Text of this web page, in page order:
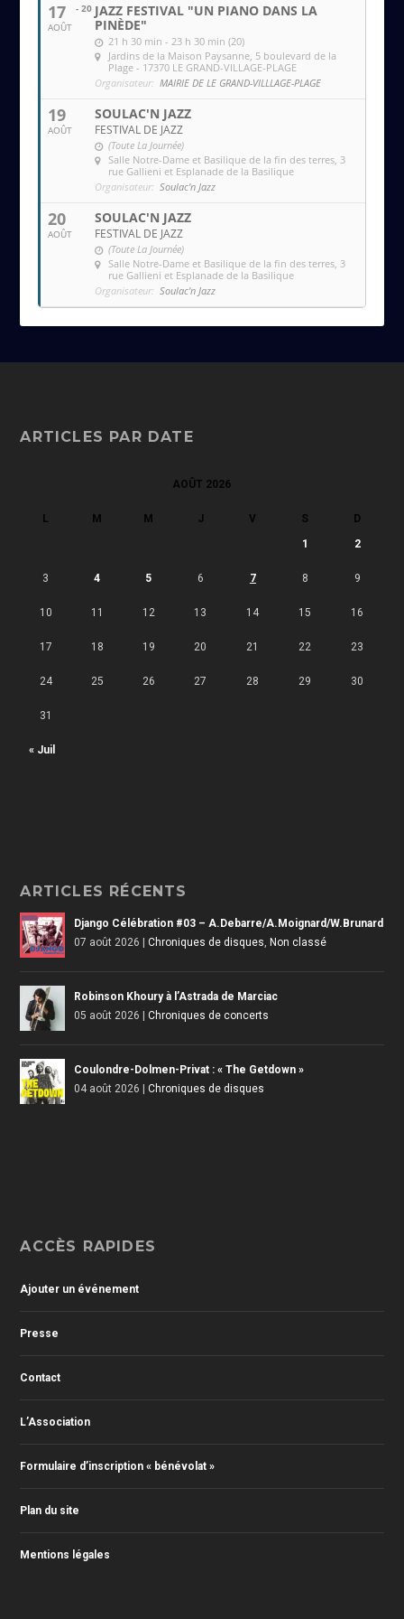
17
AOÛT
- 20 JAZZ FESTIVAL "UN PIANO DANS LA
PINÈDE"
21 h 30 min - 23 h 30 min (20)
Jardins de la Maison Paysanne , 5 boulevard de la
Plage - 17370 LE GRAND-VILLAGE-PLAGE
Organisateur: MAIRIE DE LE GRAND-VILLLAGE-PLAGE
19
AOÛT
SOULAC'N JAZZ
FESTIVAL DE JAZZ
(Toute La Journée)
Salle Notre-Dame et Basilique de la fin des terres , 3
rue Gallieni et Esplanade de la Basilique
Organisateur: Soulac'n Jazz
20
AOÛT
SOULAC'N JAZZ
FESTIVAL DE JAZZ
(Toute La Journée)
Salle Notre-Dame et Basilique de la fin des terres , 3
rue Gallieni et Esplanade de la Basilique
Organisateur: Soulac'n Jazz
ARTICLES PAR DATE
AOÛT 2026
L M M J V S D
« Juil
1 2
3 4 5 6 7 8 9
10 11 12 13 14 15 16
17 18 19 20 21 22 23
24 25 26 27 28 29 30
31
ARTICLES RÉCENTS
Django Célébration #03 – A.Debarre/A.Moignard/W.Brunard
07 août 2026 |Chroniques de disques ,Non classé
Robinson Khoury à l’Astrada de Marciac
05 août 2026 |Chroniques de concerts
Coulondre-Dolmen-Privat : « The Getdown »
04 août 2026 |Chroniques de disques
ACCÈS RAPIDES
Ajouter un événement
Presse
Contact
L’Association
Formulaire d’inscription « bénévolat »
Plan du site
Mentions légales